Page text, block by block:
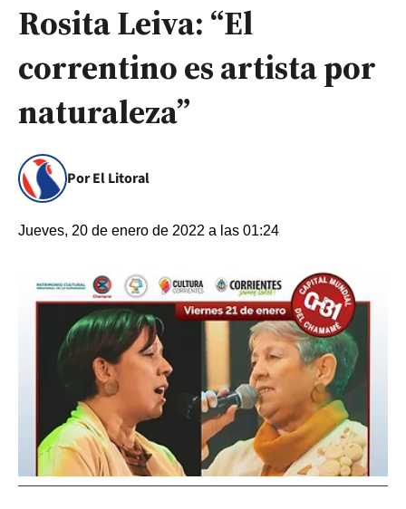
Rosita Leiva: “El
correntino es artista por
naturaleza”
Por El Litoral
Jueves, 20 de enero de 2022 a las 01:24